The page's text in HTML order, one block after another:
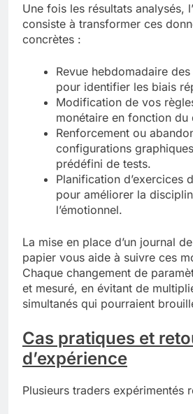
Une fois les résultats analysés,
consiste à transformer ces
concrètes :
Revue hebdomadaire
pour identifier les biais
Modification de vos
monétaire en fonction
Renforcement ou
configurations
prédéfini de tests.
Planification d’exercices
pour améliorer la
l’émotionnel.
La mise en place d’un journal
papier vous aide à suivre ces
Chaque changement de
et mesuré, en évitant de
simultanés qui pourraient
Cas pratiques et
d’expérience
Plusieurs traders expérimentés